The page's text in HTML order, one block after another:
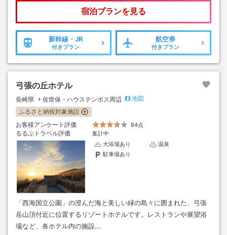
宿泊プランを見る
新幹線・JR
付きプラン
航空券
付きプラン
弓張の丘ホテル
長崎県 佐世保・ハウステンボス周辺
地図
ふるさと納税対象施設
お客様アンケート評価
84点
るるぶトラベル評価
集計中
大浴場あり
温泉
駐車場あり
「西海国立公園」の澄んだ海と美しい緑の島々に囲まれた、弓張
岳山頂付近に位置するリゾートホテルです。レストランや展望浴
場など、各ホテル内の施設…